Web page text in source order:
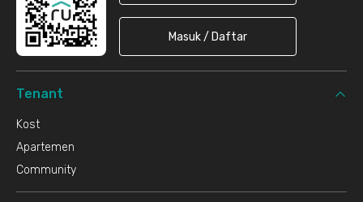
Masuk / Daftar
Tenant
Kost
Apartemen
Community